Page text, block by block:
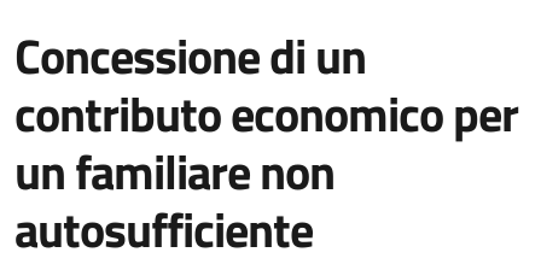
Concessione di un
contributo economico per
un familiare non
autosufficiente